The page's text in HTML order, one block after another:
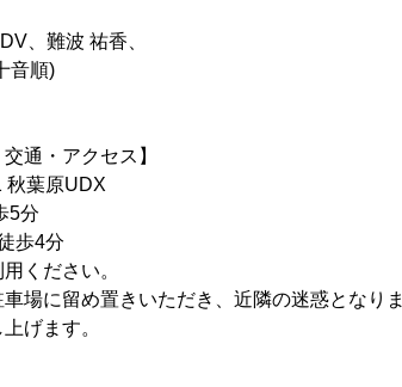
、難波 祐香、
順)
通・アクセス】
秋葉原UDX
5分
歩4分
ください。
場に留め置きいただき、近隣の迷惑となり
げます。